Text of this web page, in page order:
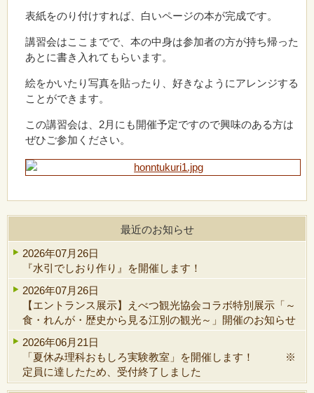
表紙をのり付けすれば、白いページの本が完成です。
講習会はここまでで、本の中身は参加者の方が持ち帰った
あとに書き入れてもらいます。
絵をかいたり写真を貼ったり、好きなようにアレンジする
ことができます。
この講習会は、2月にも開催予定ですので興味のある方は
ぜひご参加ください。
最近のお知らせ
2026年07月26日
『水引でしおり作り』を開催します！
2026年07月26日
【エントランス展示】えべつ観光協会コラボ特別展示「～
食・れんが・歴史から見る江別の観光～」開催のお知らせ
2026年06月21日
「夏休み理科おもしろ実験教室」を開催します！ ※
定員に達したため、受付終了しました